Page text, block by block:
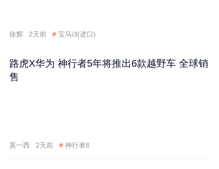
徐辉 2天前 # 宝马i3(进口)
路虎X华为 神行者5年将推出6款越野车 全球销
售
莫一西 2天前 # 神行者8